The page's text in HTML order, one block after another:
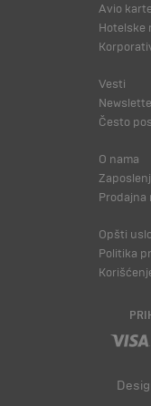
Avio karte
Hotelske
Vesti
Često
O nama
Prodajna
Opšti
Politika